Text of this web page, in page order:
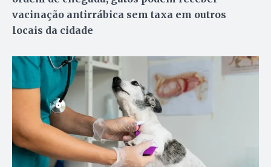
vacinação antirrábica sem taxa em outros
locais da cidade